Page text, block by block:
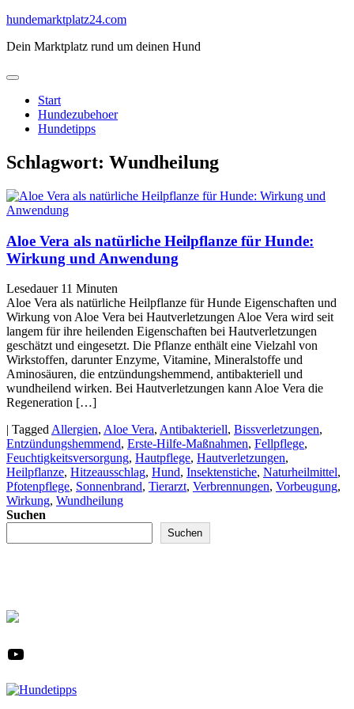
Skip
content
hundemarktplatz24.com
Dein Marktplatz rund um deinen Hund
Start
Hundezubehoer
Hundetipps
Schlagwort: Wundheilung
Aloe Vera als natürliche Heilpflanze für Hunde:
Wirkung und Anwendung
Lesedauer 11 Minuten
Aloe Vera als natürliche Heilpflanze für Hunde Eigenschaften und
Wirkung von Aloe Vera bei Hautverletzungen Aloe Vera wird seit
langem für ihre heilenden Eigenschaften bei Hautverletzungen
geschätzt und eingesetzt. Die Pflanze enthält eine Vielzahl von
Wirkstoffen, darunter Enzyme, Vitamine, Mineralstoffe und
Aminosäuren, die entzündungshemmend, antibakteriell und
wundheilend wirken. Bei Hautverletzungen kann Aloe Vera die
Regeneration […]
| Tagged Allergien, Aloe Vera, Antibakteriell, Bissverletzungen,
Entzündungshemmend, Erste-Hilfe-Maßnahmen, Fellpflege,
Feuchtigkeitsversorgung, Hautpflege, Hautverletzungen,
Heilpflanze, Hitzeausschlag, Hund, Insektenstiche, Naturheilmittel,
Pfotenpflege, Sonnenbrand, Tierarzt, Verbrennungen, Vorbeugung,
Wirkung, Wundheilung
Suchen
Suchen
YouTube